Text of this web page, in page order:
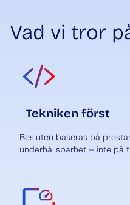
Vad vi tror
Tekniken först
Besluten baseras på
underhållsbarhet – inte på